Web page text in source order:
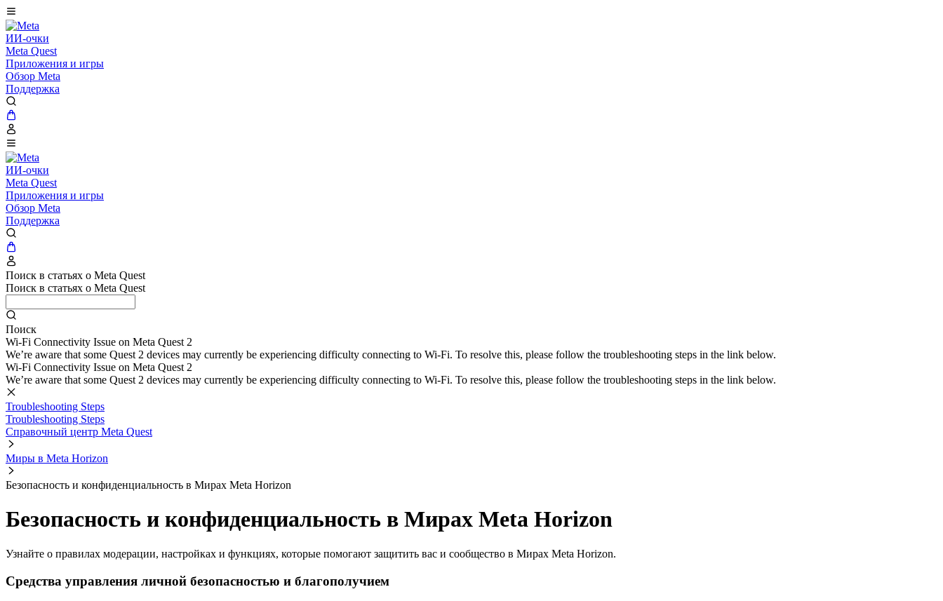
ИИ-очки
Meta Quest
Приложения и игры
Обзор Meta
Поддержка
ИИ-очки
Meta Quest
Приложения и игры
Обзор Meta
Поддержка
Поиск в статьях о Meta Quest
Поиск в статьях о Meta Quest
Поиск
Wi-Fi Connectivity Issue on Meta Quest 2
We’re aware that some Quest 2 devices may currently be experiencing difficulty connecting to Wi-Fi. To resolve this, please follow the troubleshooting steps in the link below.
Wi-Fi Connectivity Issue on Meta Quest 2
We’re aware that some Quest 2 devices may currently be experiencing difficulty connecting to Wi-Fi. To resolve this, please follow the troubleshooting steps in the link below.
Troubleshooting Steps
Troubleshooting Steps
Справочный центр Meta Quest
Миры в Meta Horizon
Безопасность и конфиденциальность в Мирах Meta Horizon
Безопасность и конфиденциальность в Мирах Meta Horizon
Узнайте о правилах модерации, настройках и функциях, которые помогают защитить вас и сообщество в Мирах Meta Horizon.
Средства управления личной безопасностью и благополучием